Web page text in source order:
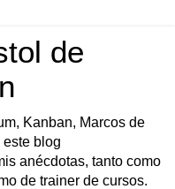
de
Kanban, Marcos de
blog
anécdotas, tanto como
de trainer de cursos.